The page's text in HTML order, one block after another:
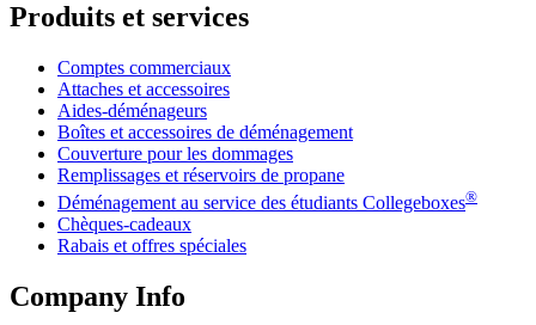
Produits et services
Comptes commerciaux
Attaches et accessoires
Aides-déménageurs
Boîtes et accessoires de déménagement
Couverture pour les dommages
Remplissages et réservoirs de propane
Déménagement au service des étudiants Collegeboxes®
Chèques-cadeaux
Rabais et offres spéciales
Company Info